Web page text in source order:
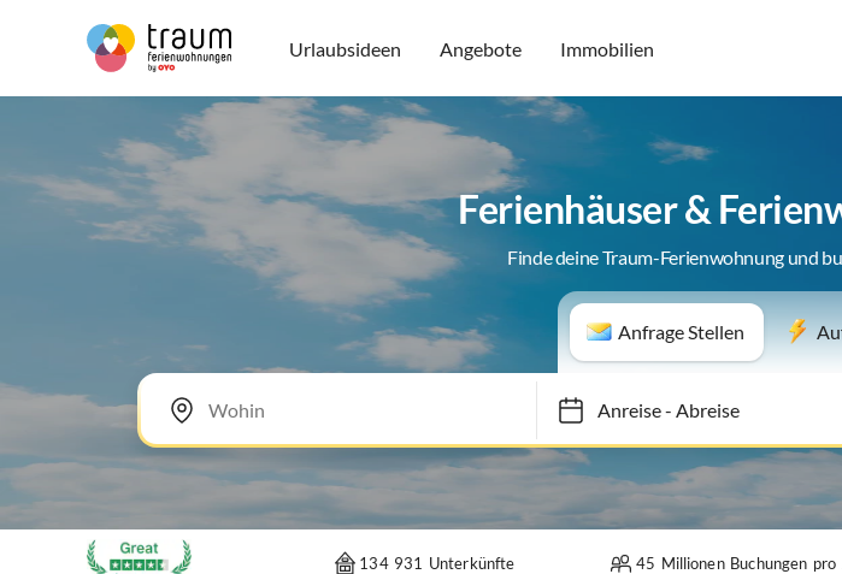
Urlaubsideen Angebote Immobilien
Ferienhäuser &
Finde deine Traum-Ferienwohnung und
Anfrage Stellen
Anreise-Abreise
134 931 Unterkünfte 45 Millionen Buchungen pro